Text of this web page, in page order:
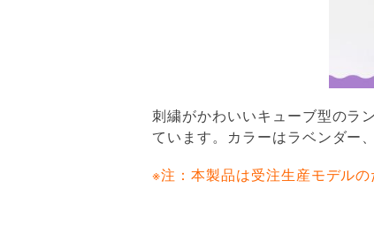
刺繍がかわいいキューブ型のラ
ています。カラーはラベンダー
※注：本製品は受注生産モデル